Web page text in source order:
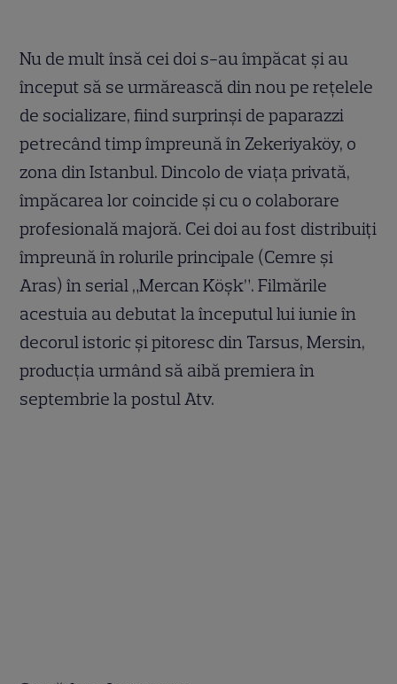
Nu de mult însă cei doi s-au împăcat și au
început să se urmărească din nou pe rețelele
de socializare, fiind surprinși de paparazzi
petrecând timp împreună în Zekeriyaköy, o
zona din Istanbul. Dincolo de viața privată,
împăcarea lor coincide și cu o colaborare
profesională majoră. Cei doi au fost distribuiți
împreună în rolurile principale (Cemre și
Aras) în serial „Mercan Köşk”. Filmările
acestuia au debutat la începutul lui iunie în
decorul istoric și pitoresc din Tarsus, Mersin,
producția urmând să aibă premiera în
septembrie la postul Atv.